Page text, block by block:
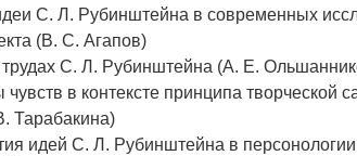
С. Л. Рубинштейна в современных
(В. С. Агапов)
С. Л. Рубинштейна (А. Е.
чувств в контексте принципа
Тарабакина)
идей С. Л. Рубинштейна в